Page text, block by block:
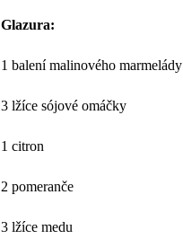
Glazura:
1 balení malinového marmelády
3 lžíce sójové omáčky
1 citron
2 pomeranče
3 lžíce medu